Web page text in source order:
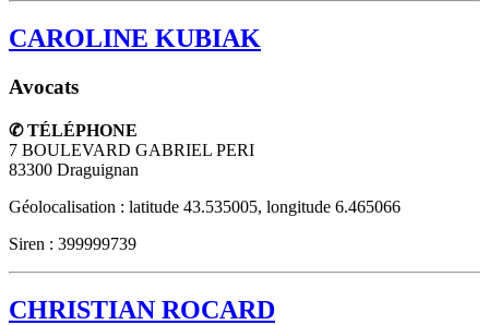
CAROLINE KUBIAK
Avocats
✆ TÉLÉPHONE
7 BOULEVARD GABRIEL PERI
83300 Draguignan
Géolocalisation : latitude 43.535005, longitude 6.465066
Siren : 399999739
CHRISTIAN ROCARD